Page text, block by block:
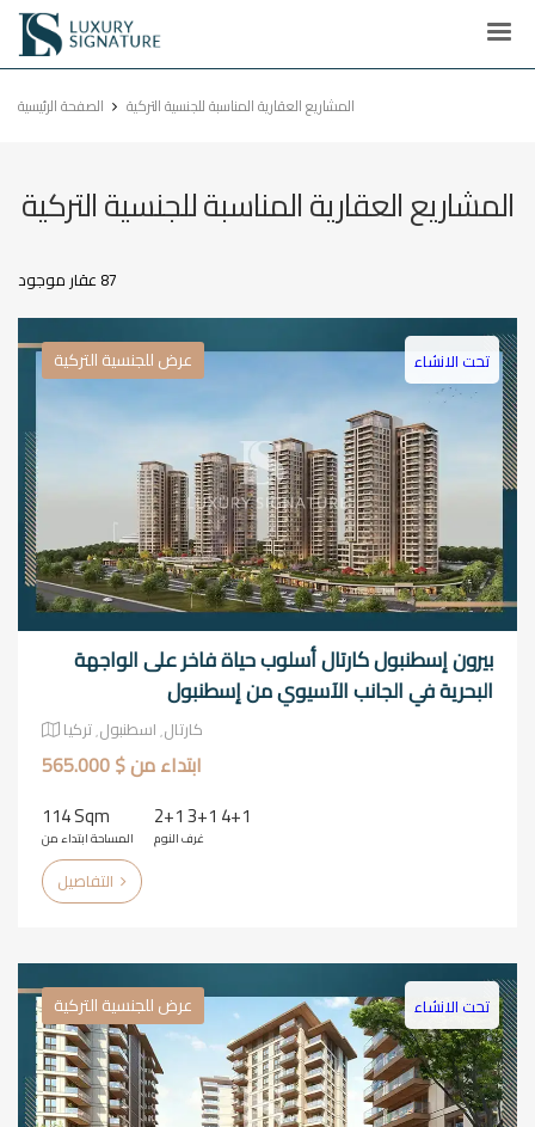
Luxury
Signature
الصفحة الرئيسية المشاريع العقارية المناسبة للجنسية التركية
المشاريع العقارية المناسبة للجنسية التركية
87 عقار موجود
عرض للجنسية التركية تحت الانشاء
بيرون إسطنبول كارتال أسلوب حياة فاخر على الواجهة
البحرية في الجانب الآسيوي من إسطنبول
كارتال٬ اسطنبول٬ تركيا
ابتداء من $ 565.000
114 Sqm
المساحة ابتداء من
2+1 3+1 4+1
غرف النوم
عرض للجنسية التركية تحت الانشاء